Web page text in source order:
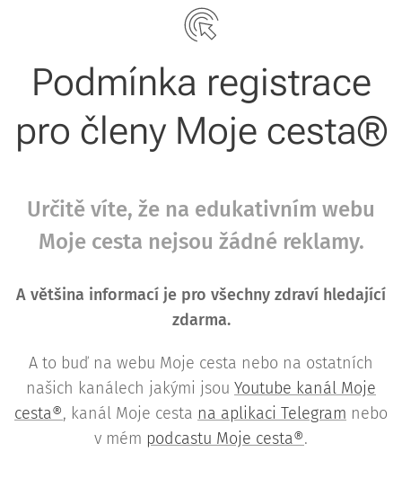
Podmínka registrace
pro členy Moje cesta®
Určitě víte, že na edukativním webu
Moje cesta nejsou žádné reklamy.
A většina informací je pro všechny zdraví hledající
zdarma.
A to buď na webu Moje cesta nebo na ostatních
našich kanálech jakými jsou Youtube kanál Moje
cesta®, kanál Moje cesta na aplikaci Telegram nebo
v mém podcastu Moje cesta®.